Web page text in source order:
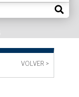
VOLVER >